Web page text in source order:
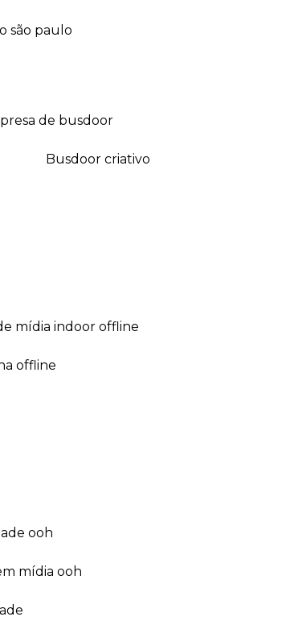
são paulo
de busdoor
busdoor criativo
mídia indoor offline
offline
ooh
mídia ooh